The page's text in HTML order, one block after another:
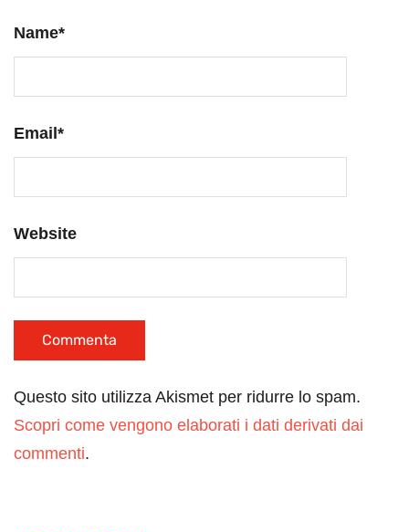
Name*
Email *
Website
Questo sito utilizza Akismet per ridurre lo spam.
Scopri come vengono elaborati i dati derivati dai
commenti.